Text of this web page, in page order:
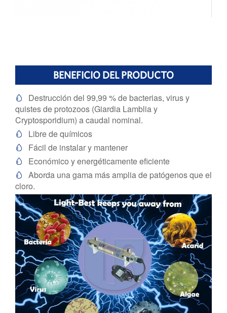
BENEFICIO DEL PRODUCTO

Destrucción del 99,99 % de bacterias, virus y
quistes de protozoos (Giardia Lamblia y
Cryptosporidium) a caudal nominal.
 Libre de químicos
 Fácil de instalar y mantener
 Económico y energéticamente eficiente

Aborda una gama más amplia de patógenos que el
cloro.